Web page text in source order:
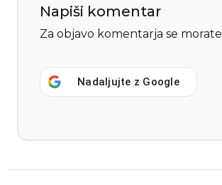
Napiši komentar
Za objavo komentarja se morate
Nadaljujte z Google